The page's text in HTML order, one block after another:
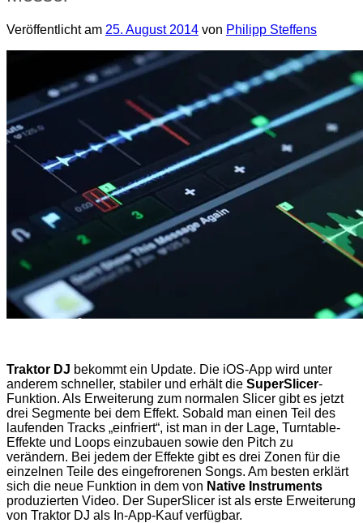
Veröffentlicht am 25. August 2014 von Philipp Steffens
Traktor DJ bekommt ein Update. Die iOS-App wird unter
anderem schneller, stabiler und erhält die SuperSlicer-
Funktion. Als Erweiterung zum normalen Slicer gibt es jetzt
drei Segmente bei dem Effekt. Sobald man einen Teil des
laufenden Tracks „einfriert“, ist man in der Lage, Turntable-
Effekte und Loops einzubauen sowie den Pitch zu
verändern. Bei jedem der Effekte gibt es drei Zonen für die
einzelnen Teile des eingefrorenen Songs. Am besten erklärt
sich die neue Funktion in dem von Native Instruments
produzierten Video. Der SuperSlicer ist als erste Erweiterung
von Traktor DJ als In-App-Kauf verfügbar.